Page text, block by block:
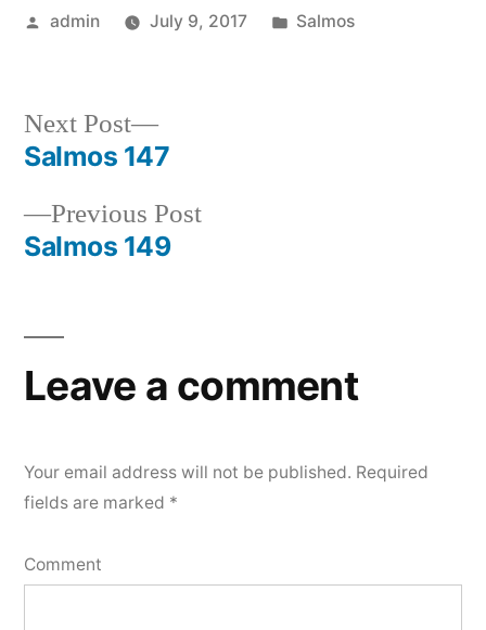
Posted
admin July 9, 2017
Posted
Salmos
Post
navigation
Previous PostPrevious
Salmos 149
Next Post
Next
post:
Salmos 147
Leave a comment
Your email address will not be published. Required
fields are marked *
Comment